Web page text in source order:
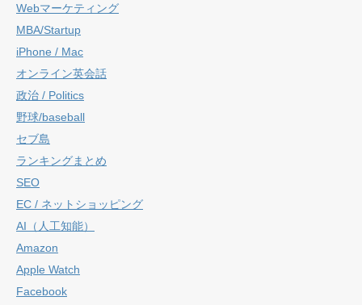
Webマーケティング
MBA/Startup
iPhone / Mac
オンライン英会話
政治 / Politics
野球/baseball
セブ島
ランキングまとめ
SEO
EC / ネットショッピング
AI（人工知能）
Amazon
Apple Watch
Facebook